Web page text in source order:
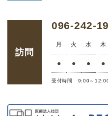
訪問
096-242-
月 火 水 木
● ● ● ●
受付時間 9:00～